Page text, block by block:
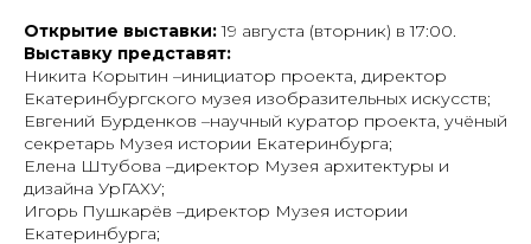
Открытие выставки:19 августа (вторник) в 17:00.
Выставку представят:
Никита Корытин –инициатор проекта, директор
Екатеринбургского музея изобразительных искусств;
Евгений Бурденков –научный куратор проекта, учёный
секретарь Музея истории Екатеринбурга;
Елена Штубова –директор Музея архитектуры и
дизайна УрГАХУ;
Игорь Пушкарёв –директор Музея истории
Екатеринбурга;